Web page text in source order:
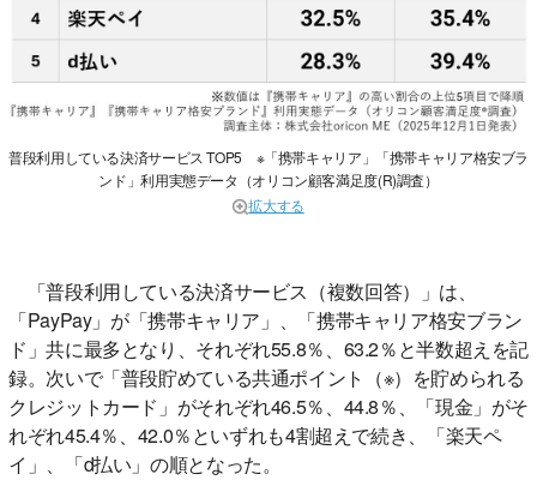
普段利用している決済サービス TOP5 ※「携帯キャリア」「携帯キャリア格安ブラ
ンド」利用実態データ（オリコン顧客満足度(R)調査）
拡大する
「普段利用している決済サービス（複数回答）」は、
「PayPay」が「携帯キャリア」、「携帯キャリア格安ブラン
ド」共に最多となり、それぞれ55.8％、63.2％と半数超えを記
録。次いで「普段貯めている共通ポイント（※）を貯められる
クレジットカード」がそれぞれ46.5％、44.8％、「現金」がそ
れぞれ45.4％、42.0％といずれも4割超えで続き、「楽天ペ
イ」、「d払い」の順となった。